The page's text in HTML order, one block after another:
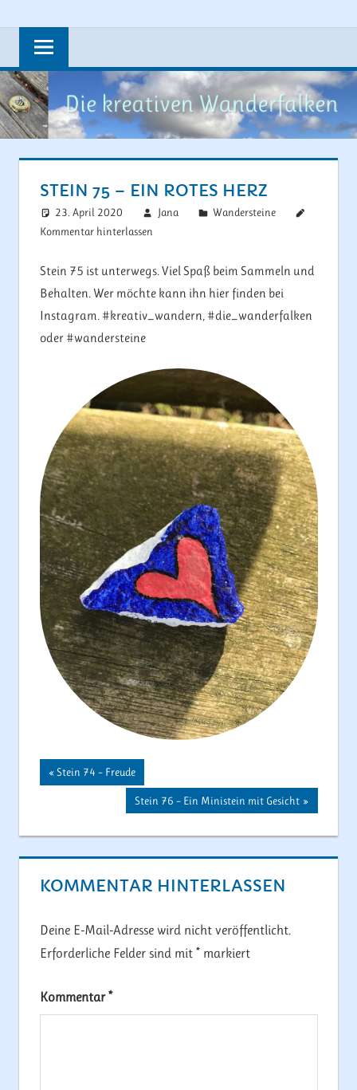
springen
DIE
KREATIVEN
Steine,
Wandern,
fahren
und
vieles
STEIN 75 – EIN ROTES HERZ
23. April 2020 Jana
Wandersteine
Kommentar hinterlassen
Stein 75 ist unterwegs. Viel Spaß beim Sammeln und
Behalten. Wer möchte kann ihn hier finden bei
Instagram. #kreativ_wandern, #die_wanderfalken
oder #wandersteine
Beitragsnavigation
Vorheriger
Stein 74 – Freude
Nächster
Stein 76 – Ein Ministein mit Gesicht
KOMMENTAR HINTERLASSEN
Deine E-Mail-Adresse wird nicht veröffentlicht.
Erforderliche Felder sind mit *markiert
Kommentar*